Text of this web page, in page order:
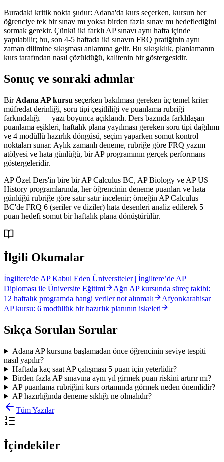
Buradaki kritik nokta şudur: Adana'da kurs seçerken, kursun her
öğrenciye tek bir sınav mı yoksa birden fazla sınav mı hedeflediğini
sormak gerekir. Çünkü iki farklı AP sınavı aynı hafta içinde
yapılabilir; bu, son 4-5 haftada iki sınavın FRQ pratiğinin aynı
zaman dilimine sıkışması anlamına gelir. Bu sıkışıklık, planlamanın
kurs tarafından nasıl çözüldüğü, kalitenin bir göstergesidir.
Sonuç ve sonraki adımlar
Bir Adana AP kursu seçerken bakılması gereken üç temel kriter —
müfredat derinliği, soru tipi çeşitliliği ve puanlama rubriği
farkındalığı — yazı boyunca açıklandı. Ders bazında farklılaşan
puanlama eşikleri, haftalık plana yayılması gereken soru tipi dağılımı
ve 4 modüllü hazırlık döngüsü, seçim yaparken somut kontrol
noktaları sunar. Aylık zamanlı deneme, rubriğe göre FRQ yazım
atölyesi ve hata günlüğü, bir AP programının gerçek performans
göstergeleridir.
AP Özel Ders'in bire bir AP Calculus BC, AP Biology ve AP US
History programlarında, her öğrencinin deneme puanları ve hata
günlüğü rubriğe göre satır satır incelenir; örneğin AP Calculus
BC'de FRQ 6 (seriler ve diziler) hata desenleri analiz edilerek 5
puan hedefi somut bir haftalık plana dönüştürülür.
İlgili Okumalar
İngiltere'de AP Kabul Eden Üniversiteler | İngiltere’de AP
Diploması ile Üniversite Eğitimi
Ağrı AP kursunda süreç takibi:
12 haftalık programda hangi veriler not alınmalı
Afyonkarahisar
AP kursu: 6 modüllük bir hazırlık planının iskeleti
Sıkça Sorulan Sorular
Adana AP kursuna başlamadan önce öğrencinin seviye tespiti
nasıl yapılır?
Haftada kaç saat AP çalışması 5 puan için yeterlidir?
Birden fazla AP sınavına aynı yıl girmek puan riskini artırır mı?
AP puanlama rubriğini kurs ortamında görmek neden önemlidir?
AP hazırlığında deneme sıklığı ne olmalıdır?
Tüm Yazılar
İçindekiler